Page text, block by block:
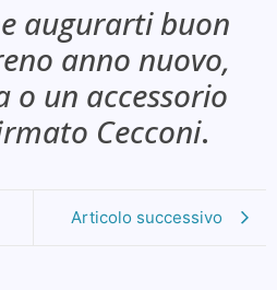
augurarti buon
anno nuovo,
o un accessorio
Cecconi.
Articolo successivo